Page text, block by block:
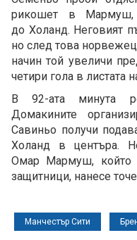
рикошет в Мармуш,
до Холанд. Неговият
но след това
начин той увеличи
четири гола в листата
В 92-ата минута
Домакините
Савиньо получи
Холанд в центъра.
Омар Мармуш,
защитници, нанесе
Манчестър Сити